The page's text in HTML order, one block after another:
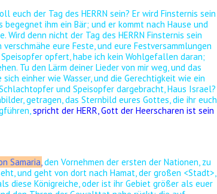
euch der Tag des HERRN sein? Er wird Finsternis sein
ihm ein Bär; und er kommt nach Hause und
denn nicht der Tag des HERRN Finsternis sein
eure Feste, und eure Festversammlungen
opfert, habe ich kein Wohlgefallen daran;
Tu den Lärm deiner Lieder von mir weg, und das
einher wie Wasser, und die Gerechtigkeit wie ein
und Speisopfer dargebracht, Haus Israel?
getragen, das Sternbild eures Gottes, die ihr euch
spricht der HERR, Gott der Heerscharen ist sein
Samaria, den Vornehmen der ersten der Nationen, zu
und geht von dort nach Hamat, der großen <Stadt>,
diese Königreiche, oder ist ihr Gebiet größer als euer